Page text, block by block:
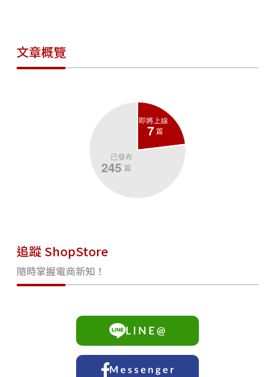
文章概覽
追蹤 ShopStore
隨時掌握電商新知！